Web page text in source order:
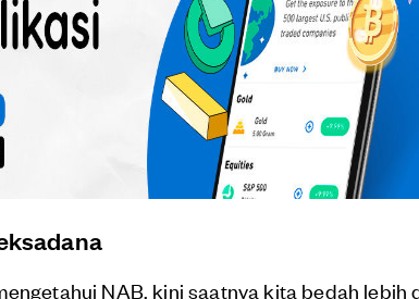
NAB, kini saatnya kita bedah lebih